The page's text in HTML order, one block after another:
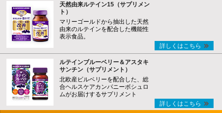
天然由来ルテイン15（サプリメン
ト）
マリーゴールドから抽出した天然
由来のルテインを配合した機能性
表示食品。
詳しくはこちら
ルテインブルーベリー＆アスタキ
サンチン（サプリメント）
北欧産ビルベリーを配合した、総
合ヘルスケアカンパニーボシュロ
ムがお届けするサプリメント
詳しくはこちら